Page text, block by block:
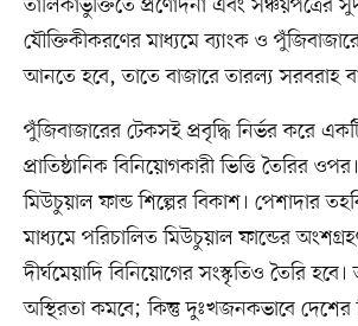
তালিকাভুক্তিতে প্রণোদনা এবং সঞ্চয়পত্রের
যৌক্তিকীকরণের মাধ্যমে ব্যাংক ও
আনতে হবে, তাতে বাজারে তারল্য সরবরাহ
পুঁজিবাজারের টেকসই প্রবৃদ্ধি নির্ভর করে
প্রাতিষ্ঠানিক বিনিয়োগকারী ভিত্তি তৈরির
মিউচুয়াল ফান্ড শিল্পের বিকাশ। পেশাদার
মাধ্যমে পরিচালিত মিউচুয়াল ফান্ডের
দীর্ঘমেয়াদি বিনিয়োগের সংস্কৃতিও তৈরি হবে।
অস্থিরতা কমবে; কিন্তু দুঃখজনকভাবে দেশের